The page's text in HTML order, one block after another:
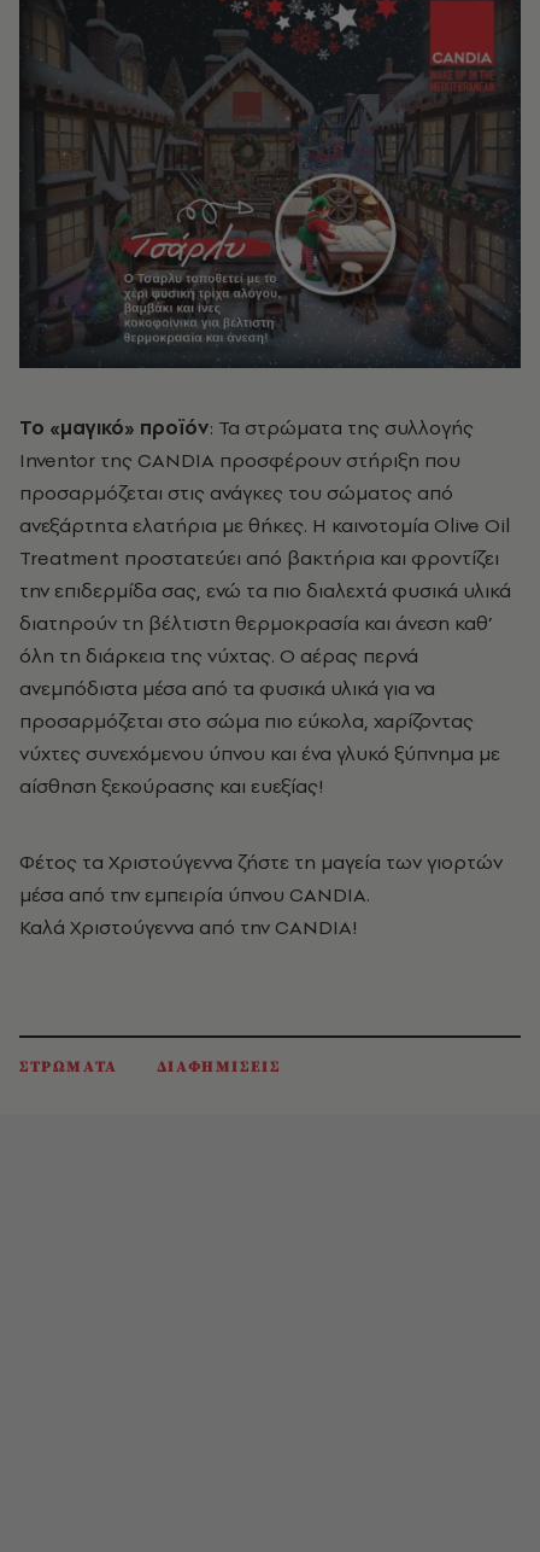
Το «μαγικό» προϊόν: Τα στρώματα της συλλογής
Inventor της CANDIA προσφέρουν στήριξη που
προσαρμόζεται στις ανάγκες του σώματος από
ανεξάρτητα ελατήρια με θήκες. Η καινοτομία Olive Oil
Treatment προστατεύει από βακτήρια και φροντίζει
την επιδερμίδα σας, ενώ τα πιο διαλεχτά φυσικά υλικά
διατηρούν τη βέλτιστη θερμοκρασία και άνεση καθ’
όλη τη διάρκεια της νύχτας. Ο αέρας περνά
ανεμπόδιστα μέσα από τα φυσικά υλικά για να
προσαρμόζεται στο σώμα πιο εύκολα, χαρίζοντας
νύχτες συνεχόμενου ύπνου και ένα γλυκό ξύπνημα με
αίσθηση ξεκούρασης και ευεξίας!
Φέτος τα Χριστούγεννα ζήστε τη μαγεία των γιορτών
μέσα από την εμπειρία ύπνου CANDIA.
Καλά Χριστούγεννα από την CANDIΑ!
ΣΤΡΩΜΑΤΑ ΔΙΑΦΗΜΙΣΕΙΣ